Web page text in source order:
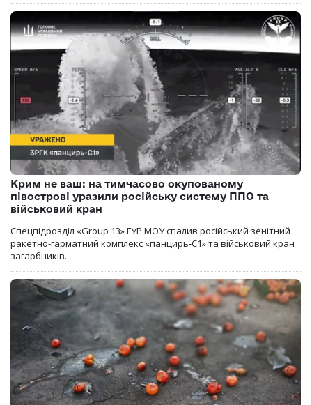
Крим не ваш: на тимчасово окупованому
півострові уразили російську систему ППО та
військовий кран
Спецпідрозділ «Group 13» ГУР МОУ спалив російський зенітний
ракетно-гарматний комплекс «панцирь-С1» та військовий кран
загарбників.